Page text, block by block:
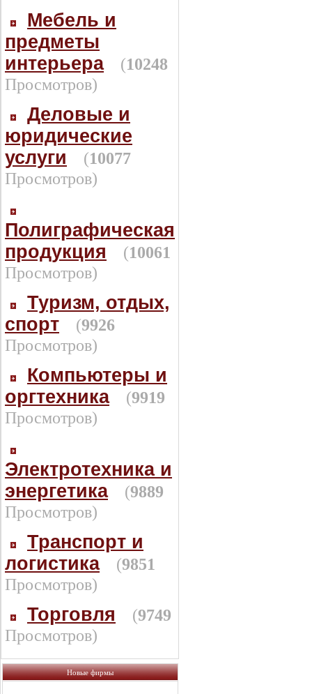
Мебель и
предметы
интерьера
(10248
Просмотров)
Деловые и
юридические
услуги
(10077
Просмотров)
Полиграфическая
продукция
(10061
Просмотров)
Туризм, отдых,
спорт
(9926
Просмотров)
Компьютеры и
оргтехника
(9919
Просмотров)
Электротехника и
энергетика
(9889
Просмотров)
Транспорт и
логистика
(9851
Просмотров)
Торговля (9749
Просмотров)
Новые фирмы